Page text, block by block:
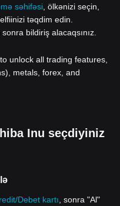
səhifəsi , ölkənizi seçin,
təqdim edin.
bildiriş alacaqsınız.
unlock all trading features,
metals, forex, and
Inu seçdiyiniz
Debet kartı , sonra "Al"